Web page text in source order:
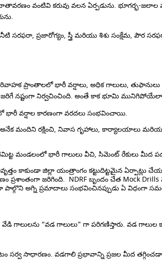
వంటివి కరువు వలన ఏర్పడును. భూగర్భ-
సరఫరా, ప్రజారోగ్యం, స్త్రీ మరియు శిశు సంక్షేమ, పౌర
ప్రాంతాలలో భారీ వర్షాలు, అధిక గాలులు,
నష్టంగా నిర్వచించింది. అంతే కాక భూమి మునిగిపోయేలా
భారీ వర్షాల కారణంగా వరదలు సంభవించాయి.
మందిని రక్షించి, నివాస గృహాలు, కార్యాలయాలు
మండలంలో భారీ గాలులు వీచి, సిమెంట్ రేకులు మీద
కాకుండా జిల్లా యంత్రాంగం కట్టుదిట్టమైన ఏర్పాట్లు
జరిగింది. NDRF బృందం చేత Mock
పాల్గొని అగ్ని ప్రమాదాలు సంభవించినప్పుడు ఏ
“వడ గాలులు” గా పరిగణిస్తారు. వడ గాలుల
సాధారణం. వడగాలి ప్రభావాన్ని ప్రజల మీద